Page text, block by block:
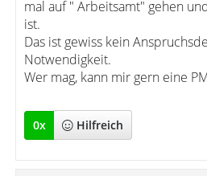
mal auf " Arbeitsamt" gehen
ist.
Das ist gewiss kein
Notwendigkeit.
Wer mag, kann mir gern eine
0x Hilfreich